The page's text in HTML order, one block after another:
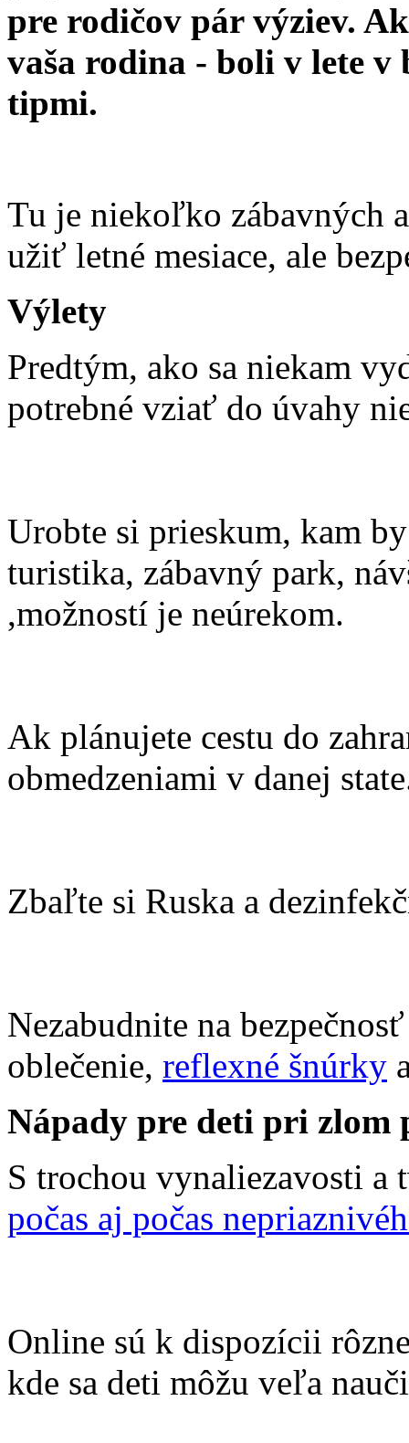
pre rodičov pár výziev.
vaša rodina - boli v lete v
tipmi.
Tu je niekoľko zábavných
užiť letné mesiace, ale
Výlety
Predtým, ako sa niekam
potrebné vziať do úvahy
Urobte si prieskum, kam
turistika, zábavný park,
,možností je neúrekom.
Ak plánujete cestu do
obmedzeniami v danej
Zbaľte si Ruska a
Nezabudnite na
oblečenie, reflexné šnúrky
Nápady pre deti pri zlom
S trochou vynaliezavosti
počas aj počas
Online sú k dispozícii
kde sa deti môžu veľa